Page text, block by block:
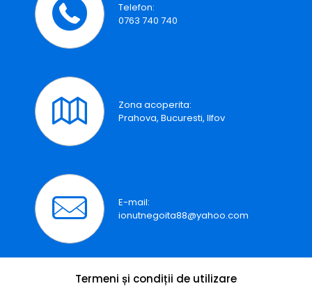
Telefon:
0763 740 740
Zona acoperita:
Prahova, Bucuresti, Ilfov
E-mail:
ionutnegoita88@yahoo.com
Termeni și condiții de utilizare